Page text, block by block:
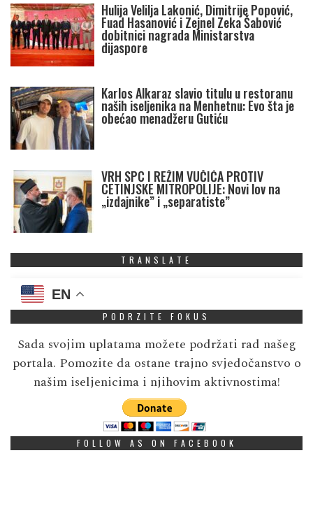
Hulija Velilja Lakonić, Dimitrije Popović,
Fuad Hasanović i Zejnel Zeka Šabović
dobitnici nagrada Ministarstva
dijaspore
Karlos Alkaraz slavio titulu u restoranu
naših iseljenika na Menhetnu: Evo šta je
obećao menadžeru Gutiću
VRH SPC I REŽIM VUČIĆA PROTIV
CETINJSKE MITROPOLIJE: Novi lov na
„izdajnike” i „separatiste”
TRANSLATE
EN
PODRZITE FOKUS
Sada svojim uplatama možete podržati rad našeg
portala. Pomozite da ostane trajno svjedočanstvo o
našim iseljenicima i njihovim aktivnostima!
FOLLOW AS ON FACEBOOK